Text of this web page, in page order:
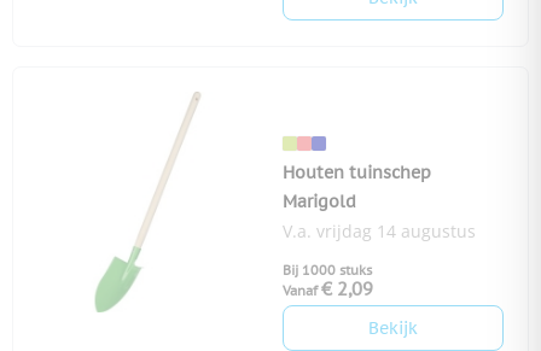
Houten tuinschep
Marigold
V.a. vrijdag 14 augustus
Bij 1000 stuks
Vanaf € 2,09
Bekijk